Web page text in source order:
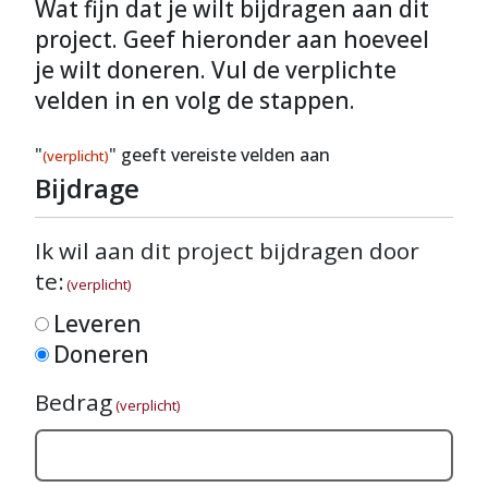
Wat fijn dat je wilt bijdragen aan dit
project. Geef hieronder aan hoeveel
je wilt doneren. Vul de verplichte
velden in en volg de stappen.
"(verplicht)" geeft vereiste velden aan
Bijdrage
Ik wil aan dit project bijdragen door
te:(verplicht)
Leveren
Doneren
Bedrag(verplicht)